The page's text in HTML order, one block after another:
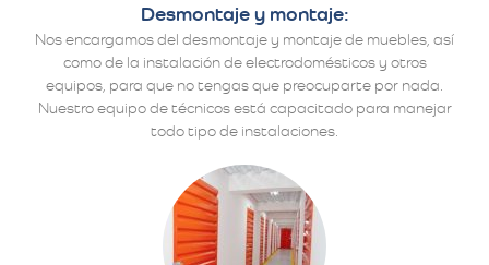
Desmontaje y montaje:
Nos encargamos del desmontaje y montaje de muebles, así
como de la instalación de electrodomésticos y otros
equipos, para que no tengas que preocuparte por nada.
Nuestro equipo de técnicos está capacitado para manejar
todo tipo de instalaciones.